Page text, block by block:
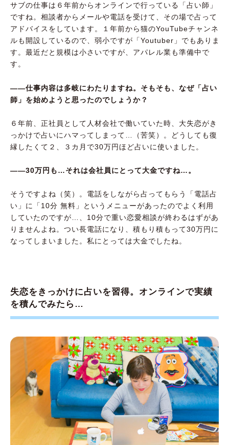
サブの仕事は６年前からオンラインで行っている「占い師」
ですね。相談者からメールや電話を受けて、その場で占って
アドバイスをしています。１年前から猫のYouTubeチャンネ
ルも開設しているので、弱小ですが「Youtuber」でもありま
す。最近だと規模は小さいですが、アパレル業も準備中で
す。
――仕事内容は多岐にわたりますね。そもそも、なぜ「占い
師」を始めようと思ったのでしょうか？
６年前、正社員として人材会社で働いていた時、大失恋がき
っかけで占いにハマってしまって…（苦笑）。どうしても復
縁したくて２、３カ月で30万円ほど占いに使いました。
――30万円も…それは会社員にとって大金ですね…。
そうですよね（笑）。電話をしながら占ってもらう「電話占
い」に「10分 無料」というメニューがあったのでよく利用
していたのですが…、10分で重い恋愛相談が終わるはずがあ
りませんよね。つい長電話になり、積もり積もって30万円に
なってしまいました。私にとっては大金でしたね。
失恋をきっかけに占いを習得。オンラインで実績
を積んでみたら…